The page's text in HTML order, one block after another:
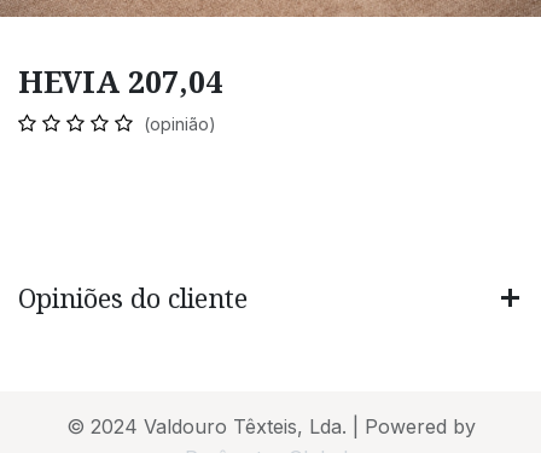
HEVIA 207,04
(opinião)
Opiniões do cliente
© 2024 Valdouro Têxteis, Lda. | Powered by